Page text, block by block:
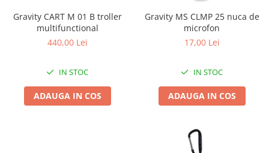
Gravity CART M 01 B troller
multifunctional
440,00 Lei
IN STOC
ADAUGA IN COS
Gravity MS CLMP 25 nuca de
microfon
17,00 Lei
IN STOC
ADAUGA IN COS